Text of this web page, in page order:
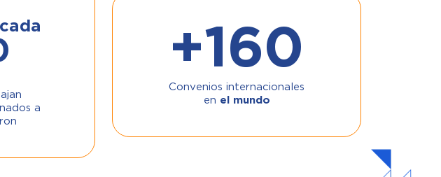
a
+160
Convenios internacionales
en el mundo